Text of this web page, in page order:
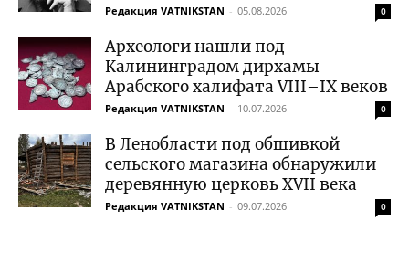
Редакция VATNIKSTAN - 05.08.2026 0
Археологи нашли под
Калининградом дирхамы
Арабского халифата VIII–IX веков
Редакция VATNIKSTAN - 10.07.2026 0
В Ленобласти под обшивкой
сельского магазина обнаружили
деревянную церковь XVII века
Редакция VATNIKSTAN - 09.07.2026 0